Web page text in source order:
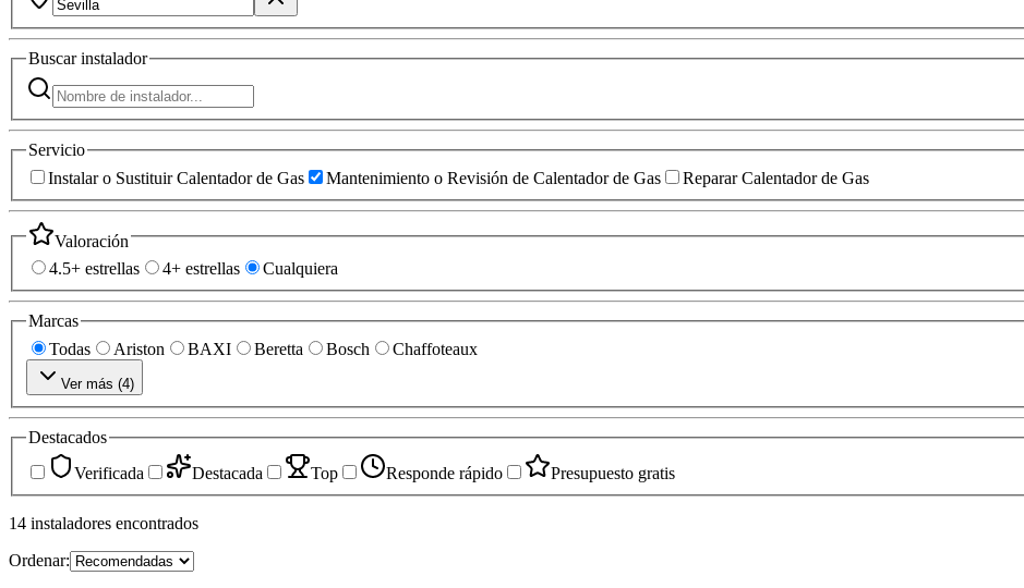
Buscarinstalador
Servicio
Instalar o Sustituir Calentador de Gas
Mantenimiento o Revisión de Calentador de Gas Reparar Calentador de Gas
Valoración
4.5+ estrellas
4+ estrellas Cualquiera
Marcas
Todas
Ariston BAXI Beretta Bosch Chaffoteaux
Ver más (4)
Destacados
Verificada
Destacada Top Responde rápido Presupuesto gratis
14 instaladores encontrados
Ordenar: